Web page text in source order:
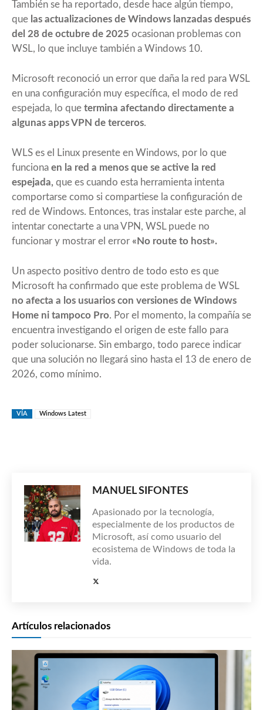
También se ha reportado, desde hace algún tiempo,
que las actualizaciones de Windows lanzadas después
del 28 de octubre de 2025 ocasionan problemas con
WSL, lo que incluye también a Windows 10.
Microsoft reconoció un error que daña la red para WSL
en una configuración muy específica, el modo de red
espejada, lo que termina afectando directamente a
algunas apps VPN de terceros.
WLS es el Linux presente en Windows, por lo que
funciona en la red a menos que se active la red
espejada, que es cuando esta herramienta intenta
comportarse como si compartiese la configuración de
red de Windows. Entonces, tras instalar este parche, al
intentar conectarte a una VPN, WSL puede no
funcionar y mostrar el error «No route to host».
Un aspecto positivo dentro de todo esto es que
Microsoft ha confirmado que este problema de WSL
no afecta a los usuarios con versiones de Windows
Home ni tampoco Pro. Por el momento, la compañía se
encuentra investigando el origen de este fallo para
poder solucionarse. Sin embargo, todo parece indicar
que una solución no llegará sino hasta el 13 de enero de
2026, como mínimo.
VÍA Windows Latest
MANUEL SIFONTES
Apasionado por la tecnología,
especialmente de los productos de
Microsoft, así como usuario del
ecosistema de Windows de toda la
vida.
Artículos relacionados